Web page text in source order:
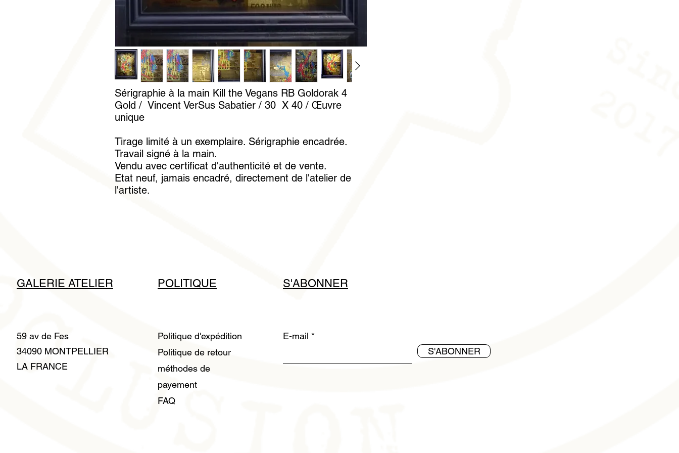
Sérigraphie à la main Kill the Vegans RB Goldorak 4
Gold / Vincent VerSus Sabatier / 30 X 40 / Œuvre
unique
Tirage limité à un exemplaire. Sérigraphie encadrée.
Travail signé à la main.
Vendu avec certificat d'authenticité et de vente.
Etat neuf, jamais encadré, directement de l'atelier de
l'artiste.
GALERIE ATELIER POLITIQUE S'ABONNER
59 av de Fes
34090 MONTPELLIER
LA FRANCE
Politique d'expédition
Politique de retour
méthodes de
payement
FAQ
E-mail
S'ABONNER